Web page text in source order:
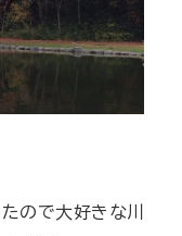
ので大好きな川